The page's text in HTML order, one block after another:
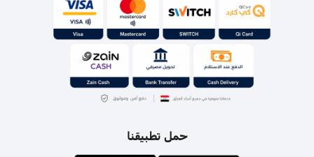
حمل تطبيقنا